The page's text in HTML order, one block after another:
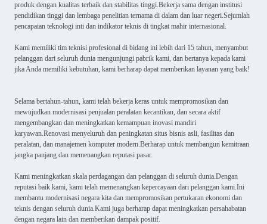
produk dengan kualitas terbaik dan stabilitas tinggi.Bekerja sama dengan institusi
pendidikan tinggi dan lembaga penelitian ternama di dalam dan luar negeri.Sejumlah
pencapaian teknologi inti dan indikator teknis di tingkat mahir internasional.
Kami memiliki tim teknisi profesional di bidang ini lebih dari 15 tahun, menyambut
pelanggan dari seluruh dunia mengunjungi pabrik kami, dan bertanya kepada kami
jika Anda memiliki kebutuhan, kami berharap dapat memberikan layanan yang baik!
Selama bertahun-tahun, kami telah bekerja keras untuk mempromosikan dan
mewujudkan modernisasi penjualan peralatan kecantikan, dan secara aktif
mengembangkan dan meningkatkan kemampuan inovasi mandiri
karyawan.Renovasi menyeluruh dan peningkatan situs bisnis asli, fasilitas dan
peralatan, dan manajemen komputer modern.Berharap untuk membangun kemitraan
jangka panjang dan memenangkan reputasi pasar.
Kami meningkatkan skala perdagangan dan pelanggan di seluruh dunia.Dengan
reputasi baik kami, kami telah memenangkan kepercayaan dari pelanggan kami.Ini
membantu modernisasi negara kita dan mempromosikan pertukaran ekonomi dan
teknis dengan seluruh dunia.Kami juga berharap dapat meningkatkan persahabatan
dengan negara lain dan memberikan dampak positif.